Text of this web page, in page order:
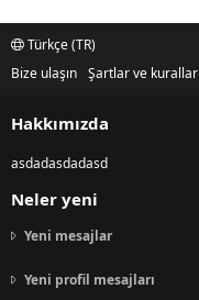
Türkçe (TR)
Bize ulaşın Şartlar ve kurallar
Hakkımızda
asdadasdadasd
Neler yeni
Yeni mesajlar
Yeni profil mesajları